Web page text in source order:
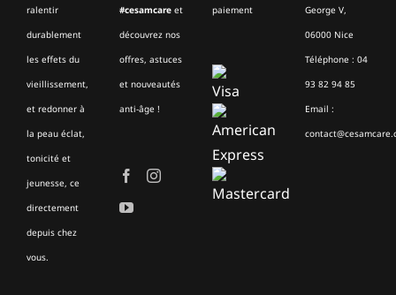
ralentir
durablement
les effets du
vieillissement,
et redonner à
la peau éclat,
tonicité et
jeunesse, ce
directement
depuis chez
vous.
#cesamcare et
découvrez nos
offres, astuces
et nouveautés
anti-âge !
paiement
George V,
06000 Nice
Téléphone : 04
93 82 94 85
Email :